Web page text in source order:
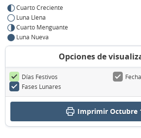
Cuarto Creciente
Luna Llena
Cuarto Menguante
Luna Nueva
Opciones de
Días Festivos
Fases Lunares
Imprimir Octubre